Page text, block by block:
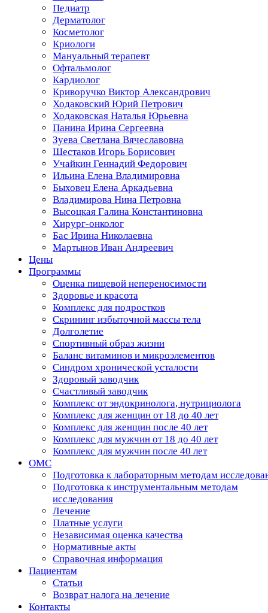
Педиатр
Дерматолог
Косметолог
Криологи
Мануальный терапевт
Офтальмолог
Кардиолог
Криворучко Виктор Александрович
Ходаковский Юрий Петрович
Ходаковская Наталья Юрьевна
Панина Ирина Сергеевна
Зуева Светлана Вячеславовна
Шестаков Игорь Борисович
Учайкин Геннадий Федорович
Ильина Елена Владимировна
Быховец Елена Аркадьевна
Владимирова Нина Петровна
Высоцкая Галина Константиновна
Хирург-онколог
Бас Ирина Николаевна
Мартынов Иван Андреевич
Цены
Программы
Оценка пищевой непереносимости
Здоровье и красота
Комплекс для подростков
Скрининг избыточной массы тела
Долголетие
Спортивный образ жизни
Баланс витаминов и микроэлементов
Синдром хронической усталости
Здоровый заводчик
Счастливый заводчик
Комплекс от эндокринолога, нутрициолога
Комплекс для женщин от 18 до 40 лет
Комплекс для женщин после 40 лет
Комплекс для мужчин от 18 до 40 лет
Комплекс для мужчин после 40 лет
ОМС
Подготовка к лабораторным методам
Подготовка к инструментальным методам
исследования
Лечение
Платные услуги
Независимая оценка качества
Нормативные акты
Справочная информация
Пациентам
Статьи
Возврат налога на лечение
Контакты